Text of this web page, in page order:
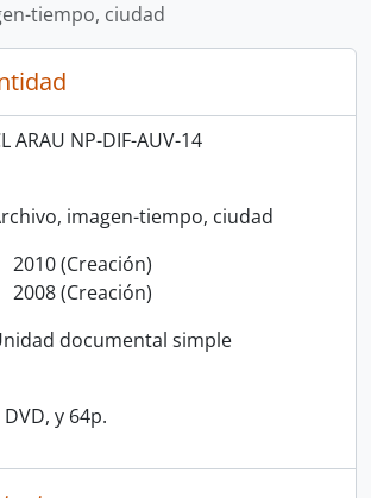
tiempo, ciudad
ARAU NP-DIF-AUV-14
imagen-tiempo, ciudad
2010 (Creación)
2008 (Creación)
documental simple
DVD, y 64p.